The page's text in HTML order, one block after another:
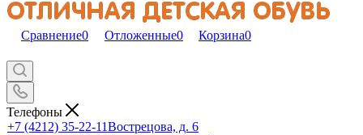
Сравнение0 Отложенные0 Корзина0
Телефоны
+7 (4212) 35-22-11Вострецова, д. 6